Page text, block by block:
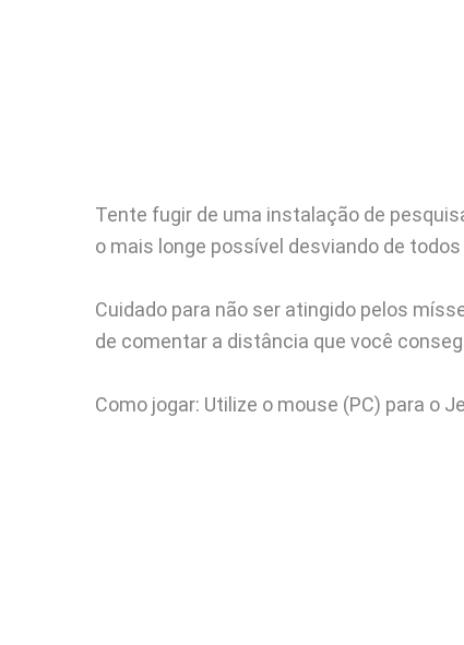
Tente fugir de uma instalação de
o mais longe possível desviando de
Cuidado para não ser atingido pelos
de comentar a distância que você
Como jogar: Utilize o mouse (PC) para o